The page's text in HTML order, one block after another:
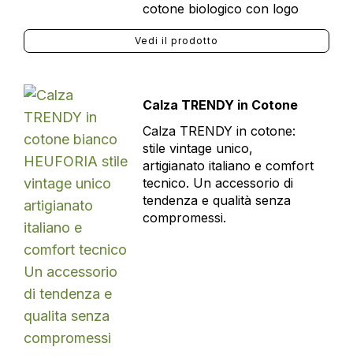
cotone biologico con logo
Vedi il prodotto
Calza TRENDY in Cotone
Calza TRENDY in cotone:
stile vintage unico,
artigianato italiano e comfort
tecnico. Un accessorio di
tendenza e qualità senza
compromessi.